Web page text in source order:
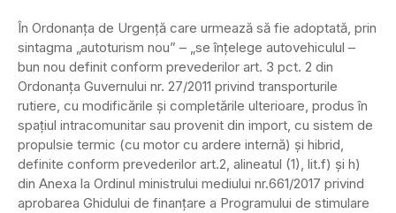
În Ordonanţa de Urgenţă care urmează să fie adoptată, prin
sintagma „autoturism nou” – „se înţelege autovehiculul –
bun nou definit conform prevederilor art. 3 pct. 2 din
Ordonanţa Guvernului nr. 27/2011 privind transporturile
rutiere, cu modificările şi completările ulterioare, produs în
spaţiul intracomunitar sau provenit din import, cu sistem de
propulsie termic (cu motor cu ardere internă) şi hibrid,
definite conform prevederilor art.2, alineatul (1), lit.f) şi h)
din Anexa la Ordinul ministrului mediului nr.661/2017 privind
aprobarea Ghidului de finanţare a Programului de stimulare